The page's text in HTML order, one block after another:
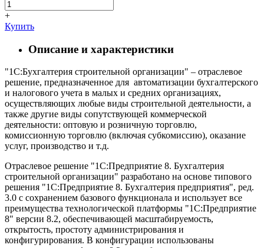
+
Купить
Описание и характеристики
"1С:Бухгалтерия строительной организации" – отраслевое
решение, предназначенное для автоматизации бухгалтерского
и налогового учета в малых и средних организациях,
осуществляющих любые виды строительной деятельности, а
также другие виды сопутствующей коммерческой
деятельности: оптовую и розничную торговлю,
комиссионную торговлю (включая субкомиссию), оказание
услуг, производство и т.д.
Отраслевое решение "1С:Предприятие 8. Бухгалтерия
строительной организации" разработано на основе типового
решения "1С:Предприятие 8. Бухгалтерия предприятия", ред.
3.0 с сохранением базового функционала и использует все
преимущества технологической платформы "1С:Предприятие
8" версии 8.2, обеспечивающей масштабируемость,
открытость, простоту администрирования и
конфигурирования. В конфигурации использованы